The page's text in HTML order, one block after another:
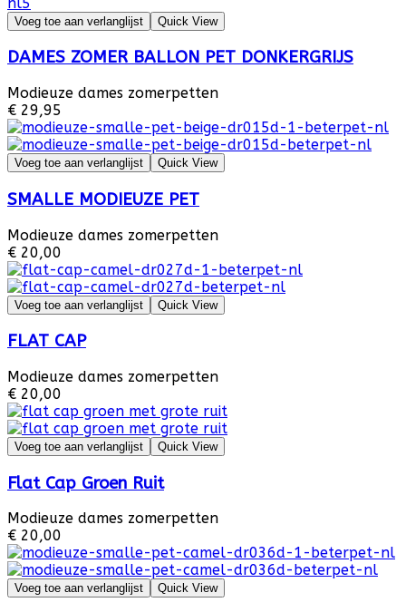
Voeg toe aan verlanglijst Quick View
DAMES ZOMER BALLON PET DONKERGRIJS
Modieuze dames zomerpetten
€ 29,95
Voeg toe aan verlanglijst Quick View
SMALLE MODIEUZE PET
Modieuze dames zomerpetten
€ 20,00
Voeg toe aan verlanglijst Quick View
FLAT CAP
Modieuze dames zomerpetten
€ 20,00
Voeg toe aan verlanglijst Quick View
Flat Cap Groen Ruit
Modieuze dames zomerpetten
€ 20,00
Voeg toe aan verlanglijst Quick View